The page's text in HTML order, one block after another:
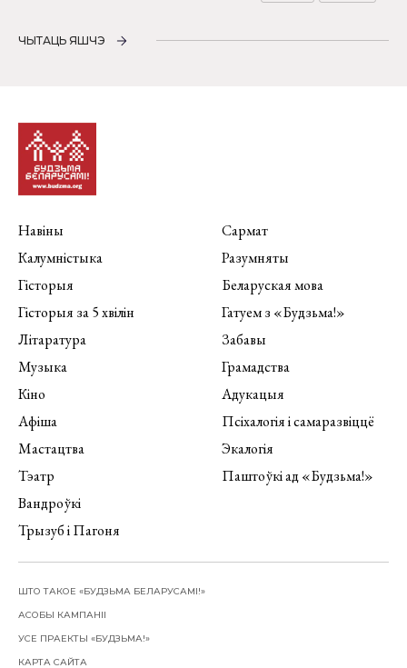
ЧЫТАЦЬ ЯШЧЭ
Навіны
Калумністыка
Гісторыя
Гісторыя за 5 хвілін
Літаратура
Музыка
Кіно
Афіша
Мастацтва
Тэатр
Вандроўкі
Трызуб і Пагоня
Сармат
Разумняты
Беларуская мова
Гатуем з «Будзьма!»
Забавы
Грамадства
Адукацыя
Псіхалогія і самаразвіццё
Экалогія
Паштоўкі ад «Будзьма!»
ШТО ТАКОЕ «БУДЗЬМА БЕЛАРУСАМІ!»
АСОБЫ КАМПАНІІ
УСЕ ПРАЕКТЫ «БУДЗЬМА!»
КАРТА САЙТА